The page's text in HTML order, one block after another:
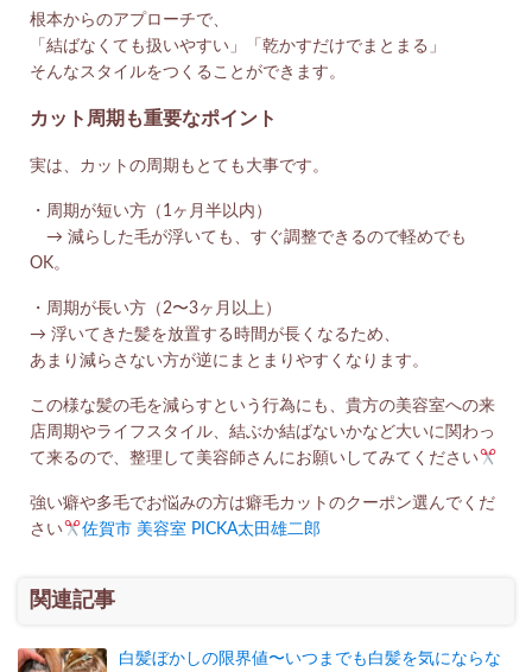
根本からのアプローチで、
「結ばなくても扱いやすい」「乾かすだけでまとまる」
そんなスタイルをつくることができます。
カット周期も重要なポイント
実は、カットの周期もとても大事です。
・周期が短い方（1ヶ月半以内）
→ 減らした毛が浮いても、すぐ調整できるので軽めでも
OK。
・周期が長い方（2〜3ヶ月以上）
→ 浮いてきた髪を放置する時間が長くなるため、
あまり減らさない方が逆にまとまりやすくなります。
この様な髪の毛を減らすという行為にも、貴方の美容室への来
店周期やライフスタイル、結ぶか結ばないかなど大いに関わっ
て来るので、整理して美容師さんにお願いしてみてください
強い癖や多毛でお悩みの方は癖毛カットのクーポン選んでくだ
さい
佐賀市 美容室 PICKA太田雄二郎
関連記事
白髪ぼかしの限界値〜いつまでも白髪を気にならな